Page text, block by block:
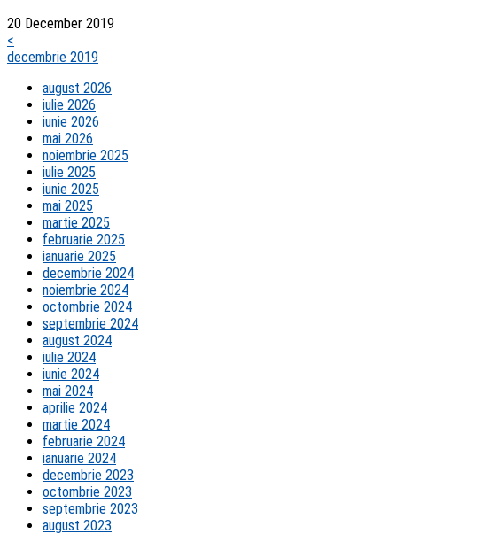
20 December 2019
<
decembrie 2019
august 2026
iulie 2026
iunie 2026
mai 2026
noiembrie 2025
iulie 2025
iunie 2025
mai 2025
martie 2025
februarie 2025
ianuarie 2025
decembrie 2024
noiembrie 2024
octombrie 2024
septembrie 2024
august 2024
iulie 2024
iunie 2024
mai 2024
aprilie 2024
martie 2024
februarie 2024
ianuarie 2024
decembrie 2023
octombrie 2023
septembrie 2023
august 2023